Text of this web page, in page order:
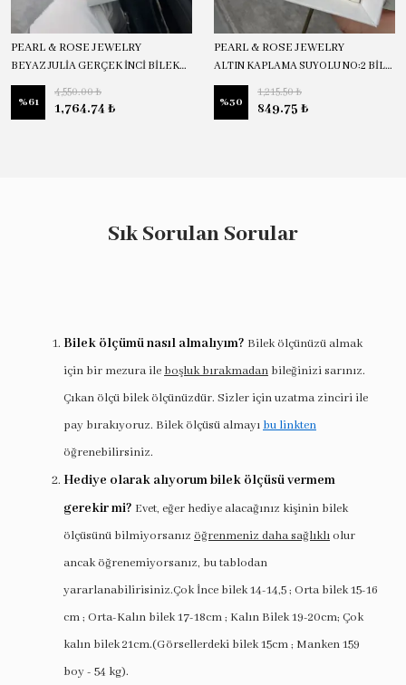
PEARL & ROSE JEWELRY
BEYAZ JULİA GERÇEK İNCİ BİLEKLİK
%61
4,550.00 ₺
1,764.74 ₺
PEARL & ROSE JEWELRY
ALTIN KAPLAMA SUYOLU NO:2 BİLEKLİK
%30
1,215.50 ₺
849.75 ₺
Sık Sorulan Sorular
Bilek ölçümü nasıl almalıyım? Bilek ölçünüzü almak
için bir mezura ile boşluk bırakmadan bileğinizi sarınız.
Çıkan ölçü bilek ölçünüzdür. Sizler için uzatma zinciri ile
pay bırakıyoruz. Bilek ölçüsü almayı bu linkten
öğrenebilirsiniz.
Hediye olarak alıyorum bilek ölçüsü vermem
gerekir mi? Evet, eğer hediye alacağınız kişinin bilek
ölçüsünü bilmiyorsanız öğrenmeniz daha sağlıklı olur
ancak öğrenemiyorsanız, bu tablodan
yararlanabilirisiniz.Çok İnce bilek 14-14,5 ; Orta bilek 15-16
cm ; Orta-Kalın bilek 17-18cm ; Kalın Bilek 19-20cm; Çok
kalın bilek 21cm.(Görsellerdeki bilek 15cm ; Manken 159
boy - 54 kg).